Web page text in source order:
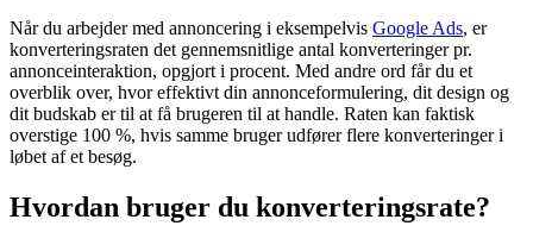
Når du arbejder med annoncering i eksempelvis Google Ads, er
konverteringsraten det gennemsnitlige antal konverteringer pr.
annonceinteraktion, opgjort i procent. Med andre ord får du et
overblik over, hvor effektivt din annonceformulering, dit design og
dit budskab er til at få brugeren til at handle. Raten kan faktisk
overstige 100 %, hvis samme bruger udfører flere konverteringer i
løbet af et besøg.
Hvordan bruger du konverteringsrate?